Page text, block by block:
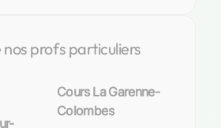
nos profs particuliers
Cours La Garenne-
Colombes